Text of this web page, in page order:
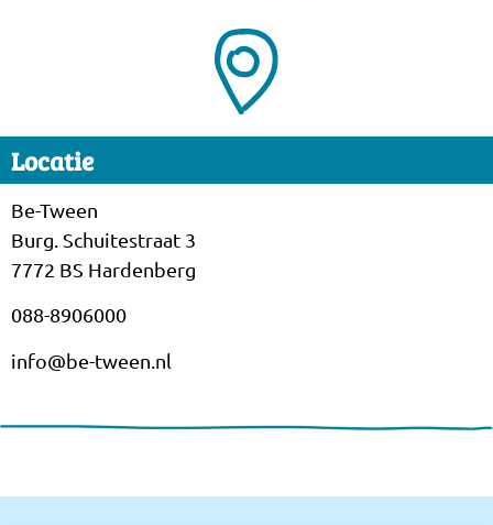
Locatie
Be-Tween
Burg. Schuitestraat 3
7772 BS Hardenberg
088-8906000
info@be-tween.nl